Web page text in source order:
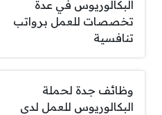
البكالوريوس في عدة
تخصصات للعمل برواتب
تنافسية
وظائف جدة لحملة
البكالوريوس للعمل لدى